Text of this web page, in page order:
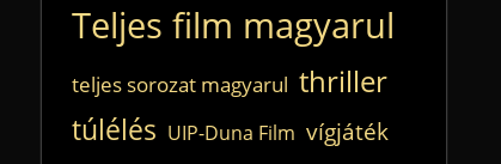
Teljes film magyarul
teljes sorozat magyarul thriller
túlélés UIP-Duna Film vígjáték